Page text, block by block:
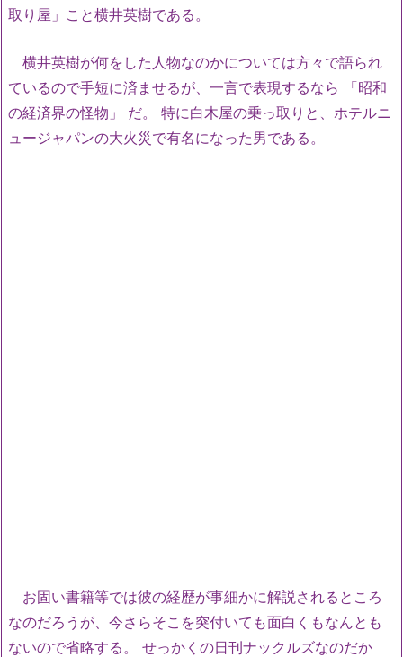
取り屋」こと横井英樹である。
横井英樹が何をした人物なのかについては方々で語られ
ているので手短に済ませるが、一言で表現するなら 「昭和
の経済界の怪物」 だ。 特に白木屋の乗っ取りと、ホテルニ
ュージャパンの大火災で有名になった男である。
お固い書籍等では彼の経歴が事細かに解説されるところ
なのだろうが、今さらそこを突付いても面白くもなんとも
ないので省略する。 せっかくの日刊ナックルズなのだか